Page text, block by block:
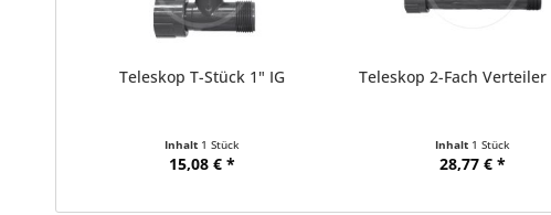
Teleskop T-Stück 1" IG
Inhalt 1 Stück
15,08 € *
Teleskop 2-Fach Verteiler
Inhalt 1 Stück
28,77 € *